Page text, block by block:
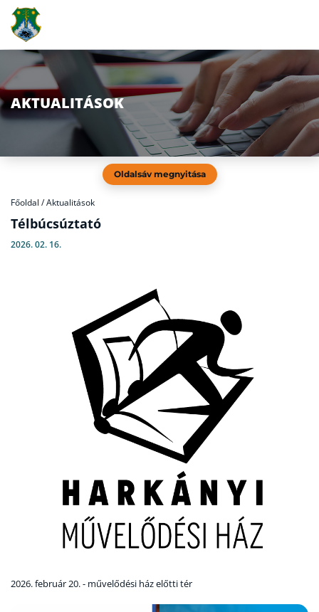
AKTUALITÁSOK
Oldalsáv megnyitása
Főoldal /Aktualitások
Télbúcsúztató
2026. 02. 16.
2026. február 20. - művelődési ház előtti tér